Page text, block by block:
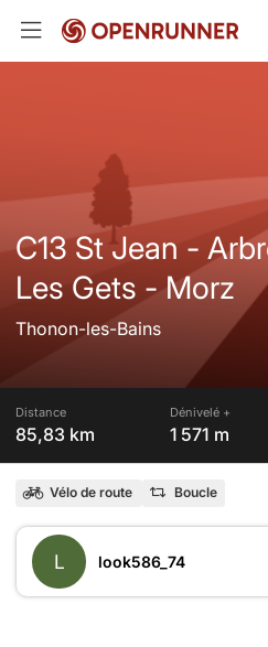
C13 St Jean - Arbroz - Encrenaz -
Les Gets - Morz
Thonon-les-Bains
Distance
85,83 km
Dénivelé +
1 571 m
Vélo de route Boucle
L look586_74